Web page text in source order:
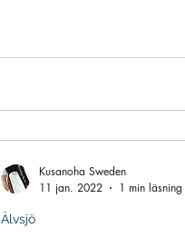
Älvsjö
Kusanoha Sweden
11 jan. 2022
1 min läsning